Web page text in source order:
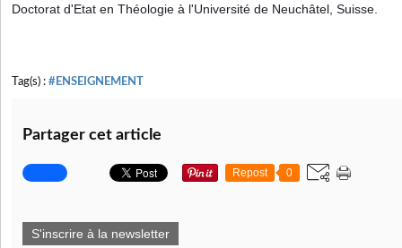
Doctorat d'Etat en Théologie à l'Université de Neuchâtel, Suisse.
Tag(s) : #ENSEIGNEMENT
Partager cet article
Repost 0
S'inscrire à la newsletter